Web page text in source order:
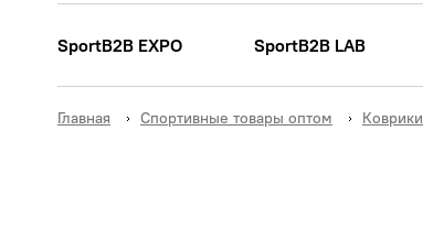
SportB2B EXPO SportB2B LAB
Главная Спортивные товары оптом Коврики